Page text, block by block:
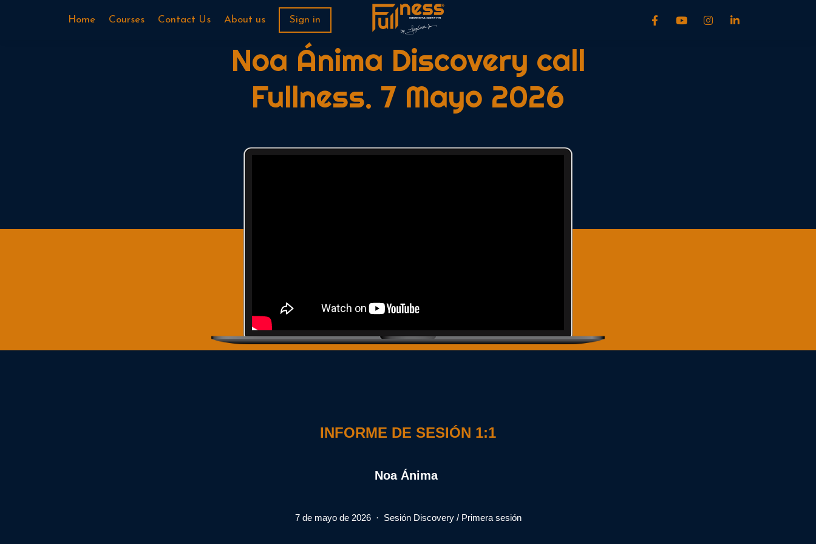
Home Courses Contact Us About us Sign in
Noa Ánima Discovery call
Fullness. 7 Mayo 2026
INFORME DE SESIÓN 1:1
Noa Ánima
7 de mayo de 2026  ·  Sesión Discovery / Primera sesión